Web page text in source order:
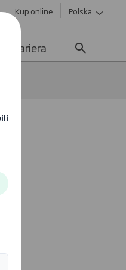
Kup online Polska
Kariera